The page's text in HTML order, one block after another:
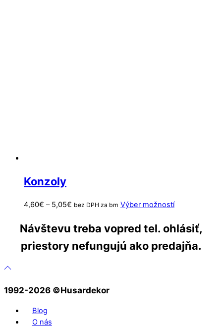
Konzoly
4,60€ – 5,05€ Price
4,60€
5,05€
bez DPH za bm Výber možnostíTento
má
variantov.
Návštevu treba vopred tel. ohlásiť,
priestory nefungujú ako predajňa.
1992-2026 ©️Husardekor
Blog
O nás